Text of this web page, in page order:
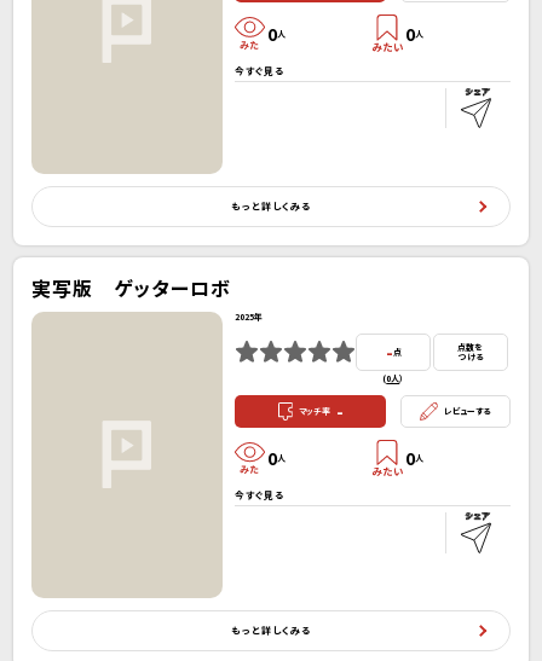
0人 0人
今すぐ見る
もっと詳しくみる
実写版 ゲッターロボ
2025年
-点
(0人）
点数を
つける
マッチ率 - レビューする
0人 0人
今すぐ見る
もっと詳しくみる